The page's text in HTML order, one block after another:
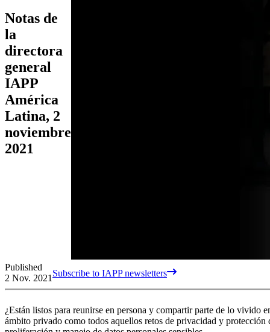
Notas de
la
directora
general
IAPP
América
Latina, 2
noviembre
2021
Published
2 Nov. 2021 Subscribe to IAPP newsletters
¿Están listos para reunirse en persona y compartir parte de lo vivido
ámbito privado como todos aquellos retos de privacidad y